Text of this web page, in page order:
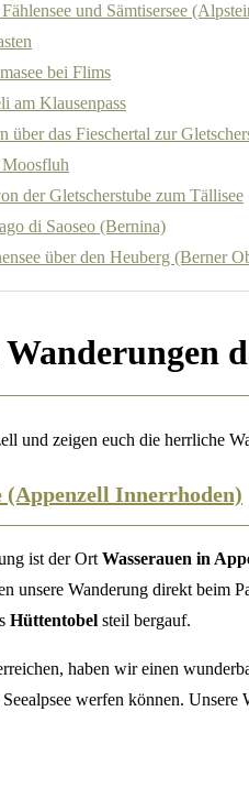
und Sämtisersee
bei Flims
am Klausenpass
über das Fieschertal zur
der Gletscherstube zum Tällisee
di Saoseo (Bernina)
über den Heuberg (Berner
und zeigen euch die herrliche
(Appenzell Innerrhoden)
ist der OrtWasserauen in
unsere Wanderung direkt beim
Hüttentobel steil bergauf.
haben wir einen
werfen können. Unsere